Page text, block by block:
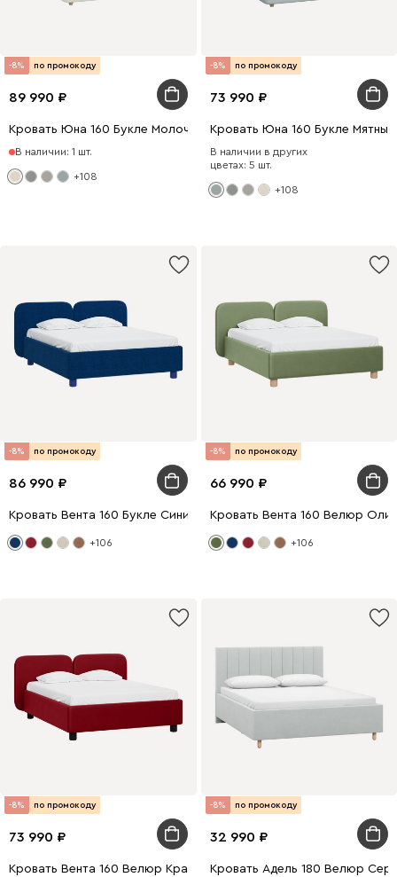
-8% по промокоду
89 990
Кровать Юна 160 Букле Молочный
В наличии: 1 шт.
+108
-8% по промокоду
73 990
Кровать Юна 160 Букле Мятный
В наличии в других
цветах: 5 шт.
+108
-8% по промокоду
86 990
Кровать Вента 160 Букле Синий
+106
-8% по промокоду
66 990
Кровать Вента 160 Велюр
+106
-8% по промокоду
73 990
Кровать Вента 160 Велюр Красный
-8% по промокоду
32 990
Кровать Адель 180 Велюр